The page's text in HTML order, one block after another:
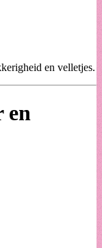
en velletjes.
en